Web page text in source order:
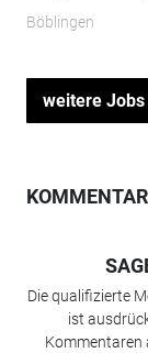
Böblingen
weitere Jobs
Die qualifizierte
ist
Kommentaren